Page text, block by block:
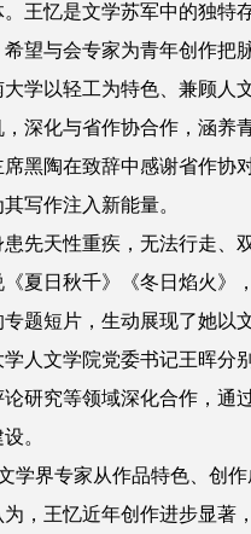
王忆是文学苏军中的独特
望与会专家为青年创作把
学以轻工为特色、兼顾人
深化与省作协合作，涵养
席黑陶在致辞中感谢省作协
写作注入新能量。
先天性重疾，无法行走
夏日秋千》《冬日焰火》
题短片，生动展现了她以
学人文学院党委书记王晖分
研究等领域深化合作，通
。
学界专家从作品特色、创
为，王忆近年创作进步显著